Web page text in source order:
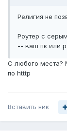
Религия не
Роутер с
-- ваш пк или
С любого места?
по htttp
Вставить ник